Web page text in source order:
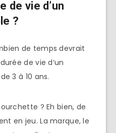
de vie d’un
?
de temps devrait
de vie d’un
3 à 10 ans.
? Eh bien, de
en jeu. La marque, le